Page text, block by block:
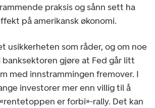
praksis og sånn sett ha
på amerikansk økonomi.
usikkerheten som råder, og om noe
gjøre at Fed går litt
med innstrammingen fremover. I
investorer mer enn villig til å
er forbi»-rally. Det kan